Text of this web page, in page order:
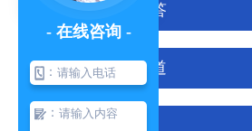
有问必答
新闻报道
- 在线咨询 -
：
：